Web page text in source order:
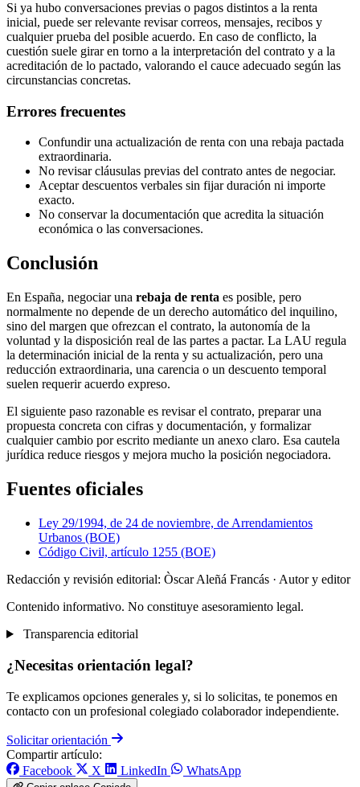
Si ya hubo conversaciones previas o pagos distintos a la renta
inicial, puede ser relevante revisar correos, mensajes, recibos y
cualquier prueba del posible acuerdo. En caso de conflicto, la
cuestión suele girar en torno a la interpretación del contrato y a la
acreditación de lo pactado, valorando el cauce adecuado según las
circunstancias concretas.
Errores frecuentes
Confundir una actualización de renta con una rebaja pactada
extraordinaria.
No revisar cláusulas previas del contrato antes de negociar.
Aceptar descuentos verbales sin fijar duración ni importe
exacto.
No conservar la documentación que acredita la situación
económica o las conversaciones.
Conclusión
En España, negociar una rebaja de renta es posible, pero
normalmente no depende de un derecho automático del inquilino,
sino del margen que ofrezcan el contrato, la autonomía de la
voluntad y la disposición real de las partes a pactar. La LAU regula
la determinación inicial de la renta y su actualización, pero una
reducción extraordinaria, una carencia o un descuento temporal
suelen requerir acuerdo expreso.
El siguiente paso razonable es revisar el contrato, preparar una
propuesta concreta con cifras y documentación, y formalizar
cualquier cambio por escrito mediante un anexo claro. Esa cautela
jurídica reduce riesgos y mejora mucho la posición negociadora.
Fuentes oficiales
Ley 29/1994, de 24 de noviembre, de Arrendamientos
Urbanos (BOE)
Código Civil, artículo 1255 (BOE)
Redacción y revisión editorial: Òscar Aleñá Francás · Autor y editor
Contenido informativo. No constituye asesoramiento legal.
Transparencia editorial
¿Necesitas orientación legal?
Te explicamos opciones generales y, si lo solicitas, te ponemos en
contacto con un profesional colegiado colaborador independiente.
Solicitar orientación
Compartir artículo:
Facebook
X LinkedIn WhatsApp